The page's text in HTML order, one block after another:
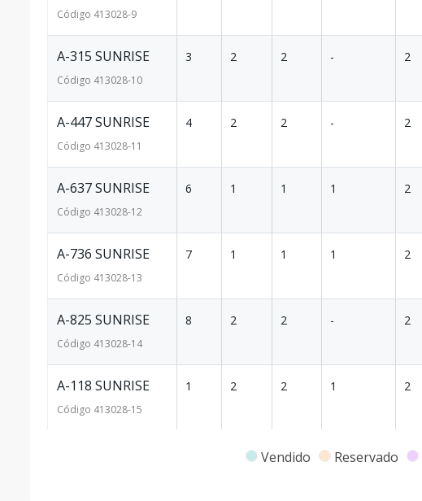
Código 413028-9
A-315 SUNRISE
Código 413028-10
3 2 2 - 2
A-447 SUNRISE
Código 413028-11
4 2 2 - 2
A-637 SUNRISE
Código 413028-12
6 1 1 1 2
A-736 SUNRISE
Código 413028-13
7 1 1 1 2
A-825 SUNRISE
Código 413028-14
8 2 2 - 2
A-118 SUNRISE
Código 413028-15
1 2 2 1 2
2 1 2
Vendido Reservado